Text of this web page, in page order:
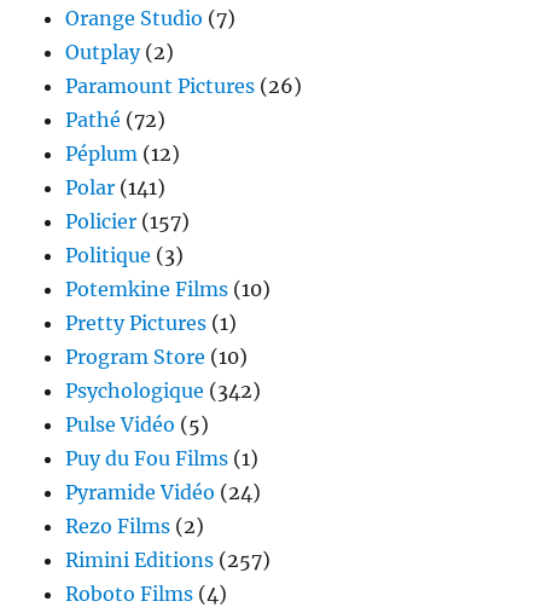
Orange Studio (7)
Outplay(2)
Paramount Pictures (26)
Pathé (72)
Péplum (12)
Polar (141)
Policier (157)
Politique (3)
Potemkine Films (10)
Pretty Pictures (1)
Program Store (10)
Psychologique (342)
Pulse Vidéo (5)
Puy du Fou Films (1)
Pyramide Vidéo (24)
Rezo Films (2)
Rimini Editions (257)
Roboto Films (4)